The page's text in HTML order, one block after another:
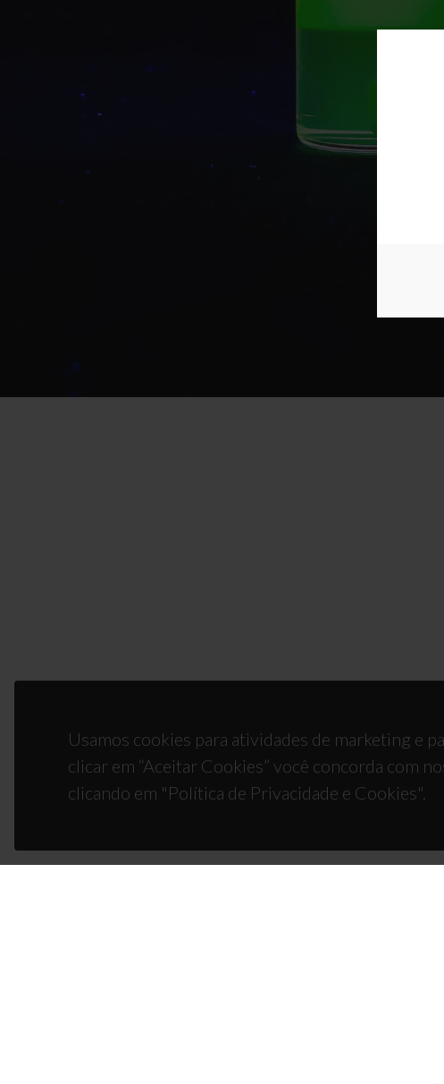
Usamos cookies para atividades de marketing e
clicar em “Aceitar Cookies” você concorda com
clicando em "Política de Privacidade e Cookies".